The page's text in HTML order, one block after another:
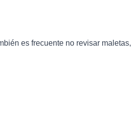
es frecuente no revisar maletas,